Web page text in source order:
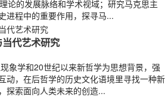
论的发展脉络和学术视域；研究马克思主
进程中的重要作用，探寻马...
代艺术研究
象学和20世纪以来新哲学为思想背景，强
动，在后哲学的历史文化语境里寻找一种新
探索面向人类未来的创造...